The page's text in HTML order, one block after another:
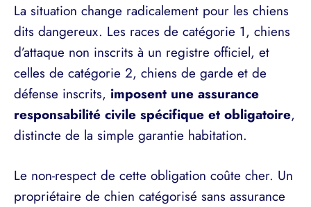
La situation change radicalement pour les chiens
dits dangereux. Les races de catégorie 1, chiens
d’attaque non inscrits à un registre officiel, et
celles de catégorie 2, chiens de garde et de
défense inscrits, imposent une assurance
responsabilité civile spécifique et obligatoire,
distincte de la simple garantie habitation.
Le non-respect de cette obligation coûte cher. Un
propriétaire de chien catégorisé sans assurance